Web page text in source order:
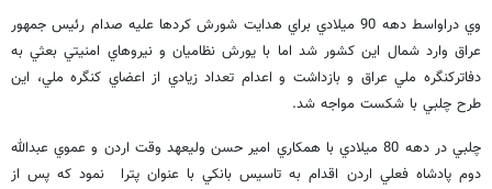
وي دراواسط دهه 90 ميلادي براي هدايت شورش كردها عليه صدام رئيس جمهور
عراق وارد شمال اين كشور شد اما با يورش نظاميان و نيروهاي امنيتي بعثي به
دفاتركنگره ملي عراق و بازداشت و اعدام تعداد زيادي از اعضاي كنگره ملي، اين
طرح چلبي با شكست مواجه شد.
چلبي در دهه 80 ميلادي با همكاري امير حسن وليعهد وقت اردن و عموي عبدالله
دوم پادشاه فعلي اردن اقدام به تاسيس بانكي با عنوان پترا نمود كه پس از